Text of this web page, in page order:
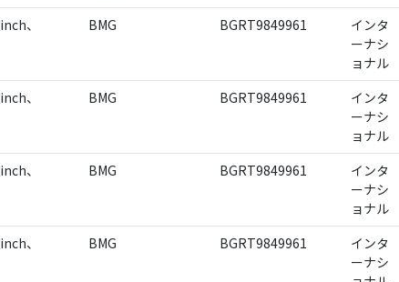
、
BMG BGRT9849961
インタ
ーナシ
ョナル
、
BMG BGRT9849961
インタ
ーナシ
ョナル
、
BMG BGRT9849961
インタ
ーナシ
ョナル
、
BMG BGRT9849961
インタ
ーナシ